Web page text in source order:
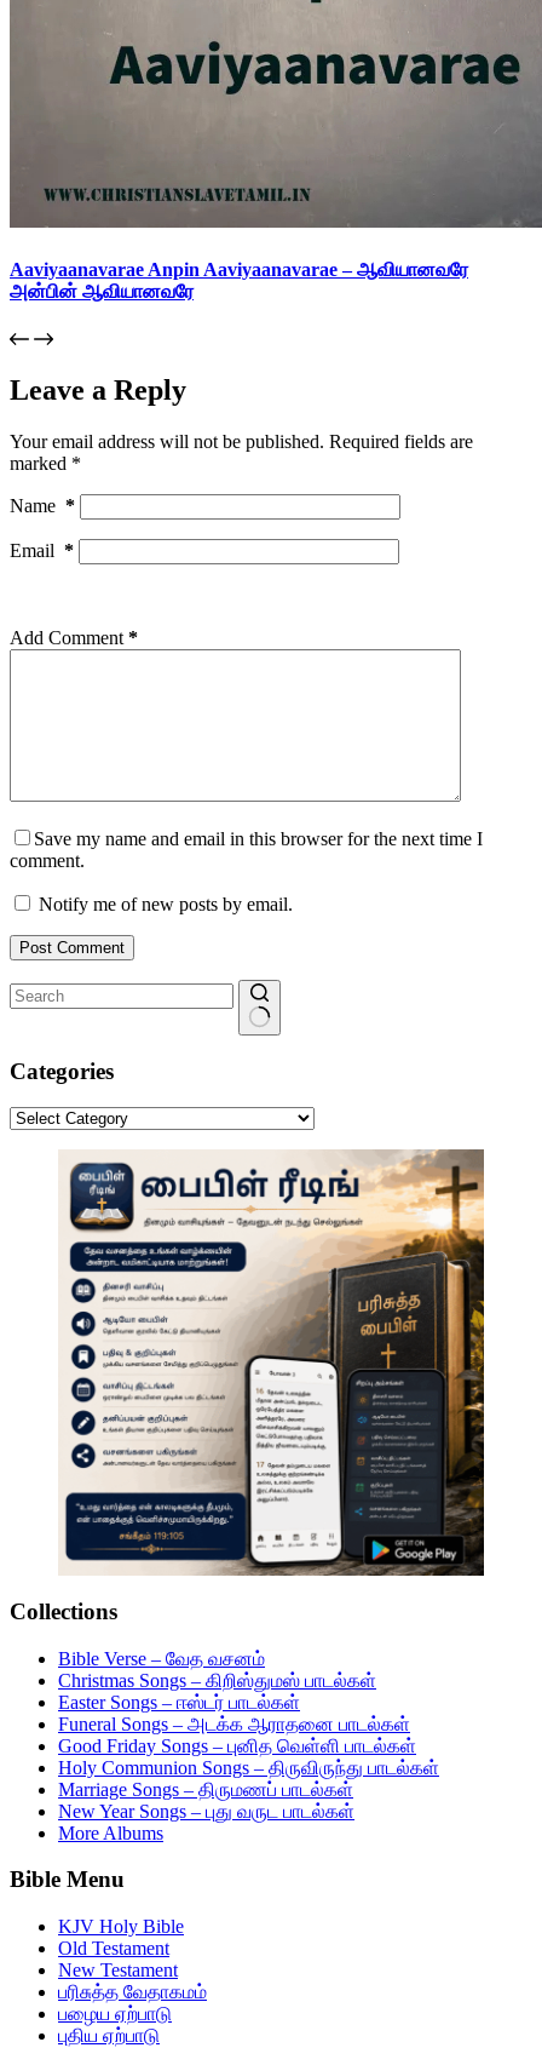
Aaviyaanavarae Anpin Aaviyaanavarae – ஆவியானவரே
அன்பின் ஆவியானவரே
Leave a Reply
Your email address will not be published. Required fields are
marked *
Name *
Email *
Add Comment *
Save my name and email in this browser for the next time I
comment.
Notify me of new posts by email.
Post Comment
results
Categories
Categories
Collections
Bible Verse – வேத வசனம்
Christmas Songs – கிறிஸ்துமஸ் பாடல்கள்
Easter Songs – ஈஸ்டர் பாடல்கள்
Funeral Songs – அடக்க ஆராதனை பாடல்கள்
Good Friday Songs – புனித வெள்ளி பாடல்கள்
Holy Communion Songs – திருவிருந்து பாடல்கள்
Marriage Songs – திருமணப் பாடல்கள்
New Year Songs – புது வருட பாடல்கள்
More Albums
Bible Menu
KJV Holy Bible
Old Testament
New Testament
பரிசுத்த வேதாகமம்
பழைய ஏற்பாடு
புதிய ஏற்பாடு